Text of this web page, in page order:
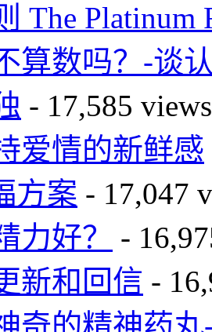
The Platinum
算数吗？-谈
- 17,585 views
爱情的新鲜感
方案 - 17,047
力好？
-
新和回信 -